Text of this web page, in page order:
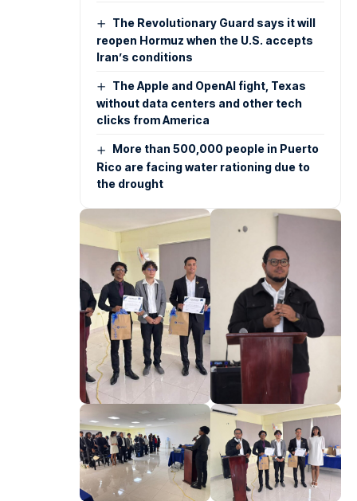
The Revolutionary Guard says it will
reopen Hormuz when the U.S. accepts
Iran’s conditions
The Apple and OpenAI fight, Texas
without data centers and other tech
clicks from America
More than 500,000 people in Puerto
Rico are facing water rationing due to
the drought